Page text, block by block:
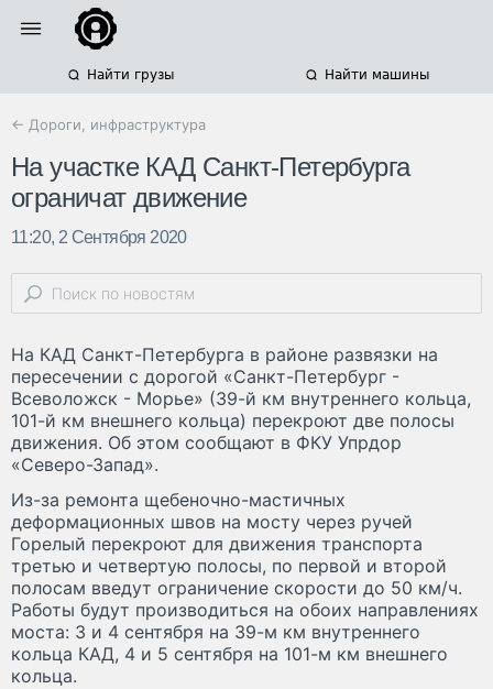
Найти грузы Найти машины
← Дороги, инфраструктура
На участке КАД Санкт-Петербурга
ограничат движение
11:20, 2 Сентября 2020
На КАД Санкт-Петербурга в районе развязки на
пересечении с дорогой «Санкт-Петербург -
Всеволожск - Морье» (39-й км внутреннего кольца,
101-й км внешнего кольца) перекроют две полосы
движения. Об этом сообщают в ФКУ Упрдор
«Северо-Запад».
Из-за ремонта щебеночно-мастичных
деформационных швов на мосту через ручей
Горелый перекроют для движения транспорта
третью и четвертую полосы, по первой и второй
полосам введут ограничение скорости до 50 км/ч.
Работы будут производиться на обоих направлениях
моста: 3 и 4 сентября на 39-м км внутреннего
кольца КАД, 4 и 5 сентября на 101-м км внешнего
кольца.